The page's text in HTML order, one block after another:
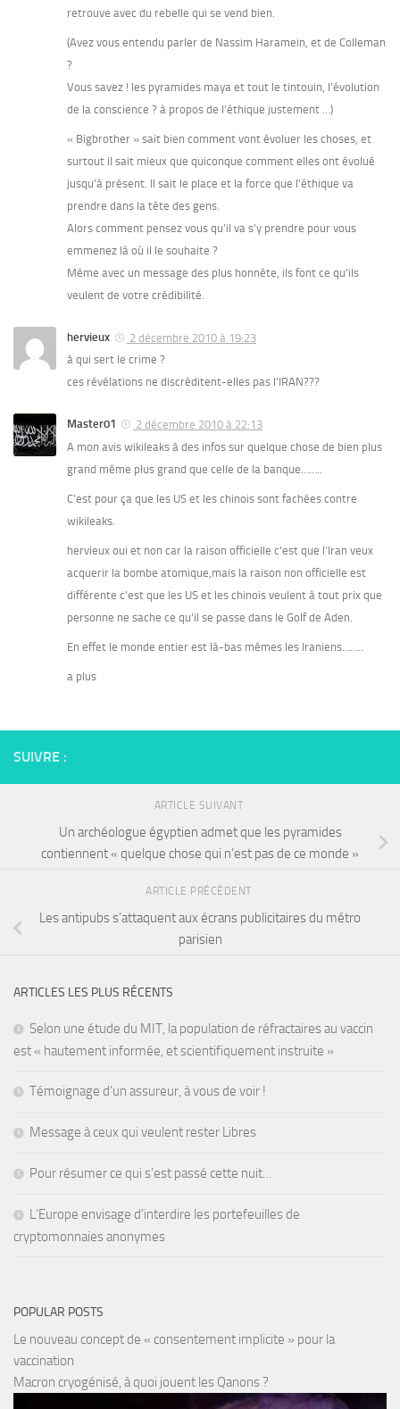
retrouve avec du rebelle qui se vend bien.
(Avez vous entendu parler de Nassim Haramein, et de Colleman
?
Vous savez ! les pyramides maya et tout le tintouin, l’évolution
de la conscience ? à propos de l’éthique justement …)
« Bigbrother » sait bien comment vont évoluer les choses, et
surtout il sait mieux que quiconque comment elles ont évolué
jusqu’à présent. Il sait le place et la force que l’éthique va
prendre dans la tête des gens.
Alors comment pensez vous qu’il va s’y prendre pour vous
emmenez là où il le souhaite ?
Même avec un message des plus honnête, ils font ce qu’ils
veulent de votre crédibilité.
hervieux
2 décembre 2010 à 19:23
à qui sert le crime ?
ces révélations ne discréditent-elles pas l’IRAN???
Master01
2 décembre 2010 à 22:13
A mon avis wikileaks à des infos sur quelque chose de bien plus
grand même plus grand que celle de la banque……..
C’est pour ça que les US et les chinois sont fachées contre
wikileaks.
hervieux oui et non car la raison officielle c’est que l’Iran veux
acquerir la bombe atomique,mais la raison non officielle est
différente c’est que les US et les chinois veulent à tout prix que
personne ne sache ce qu’il se passe dans le Golf de Aden.
En effet le monde entier est là-bas mêmes les Iraniens……..
a plus
SUIVRE :
ARTICLE SUIVANT
Un archéologue égyptien admet que les pyramides
contiennent « quelque chose qui n’est pas de ce monde »
ARTICLE PRÉCÉDENT
Les antipubs s’attaquent aux écrans publicitaires du métro
parisien
ARTICLES LES PLUS RÉCENTS
Selon une étude du MIT, la population de réfractaires au vaccin
est « hautement informée, et scientifiquement instruite »
Témoignage d’un assureur, à vous de voir !
Message à ceux qui veulent rester Libres
Pour résumer ce qui s’est passé cette nuit…
L’Europe envisage d’interdire les portefeuilles de
cryptomonnaies anonymes
POPULAR POSTS
Le nouveau concept de « consentement implicite » pour la
vaccination
Macron cryogénisé, à quoi jouent les Qanons ?